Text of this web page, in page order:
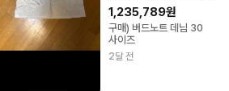
1,235,789원
구매) 버드노트 데님 30
사이즈
2달 전